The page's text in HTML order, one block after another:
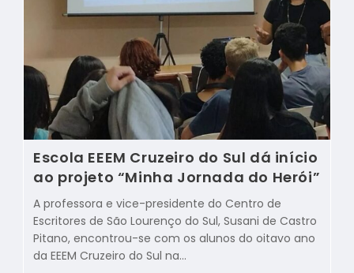
Escola EEEM Cruzeiro do Sul dá início
ao projeto “Minha Jornada do Herói”
A professora e vice-presidente do Centro de
Escritores de São Lourenço do Sul, Susani de Castro
Pitano, encontrou-se com os alunos do oitavo ano
da EEEM Cruzeiro do Sul na…